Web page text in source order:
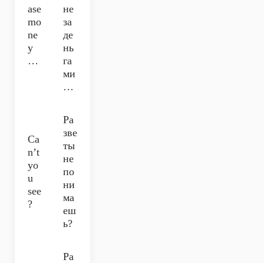
ase
mo
ne
y
…
не
за
де
нь
га
ми
…
Ca
n’t
yo
u
see
?
Ра
зве
ты
не
по
ни
ма
еш
ь?
Ра